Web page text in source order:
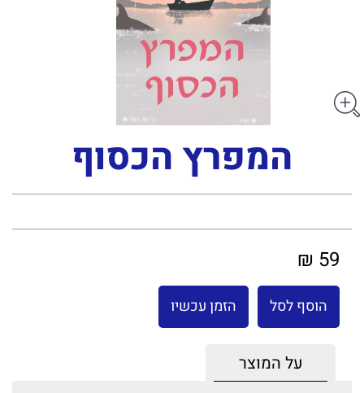
המפרץ הכסוף
59 ₪
הוסף לסל הזמן עכשיו
על המוצר